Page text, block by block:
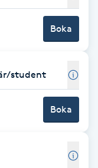
Boka
student
Boka